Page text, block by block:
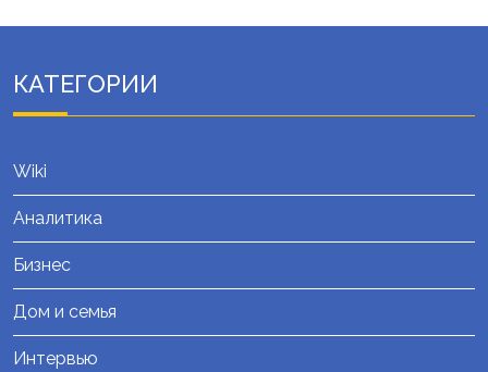
КАТЕГОРИИ
Wiki
Аналитика
Бизнес
Дом и семья
Интервью